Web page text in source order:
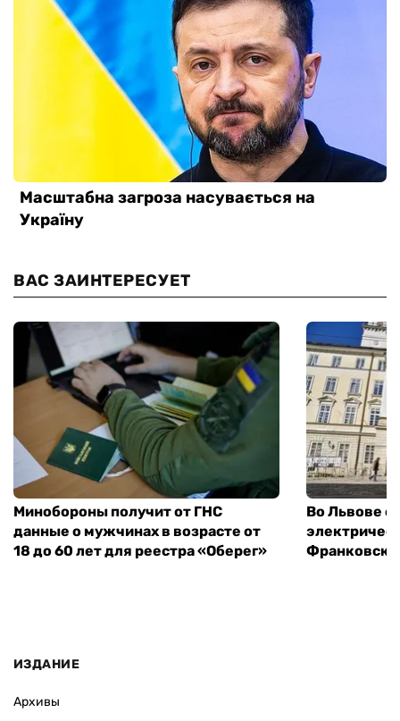
ВАС ЗАИНТЕРЕСУЕТ
Минобороны получит от ГНС
данные о мужчинах в возрасте от
18 до 60 лет для реестра «Оберег»
Во Львове
ИЗДАНИЕ
Архивы